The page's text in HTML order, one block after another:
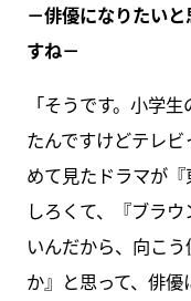
－俳優になりたい
すね－
「そうです。小学
たんですけどテレ
めて見たドラマが
しろくて、『ブラ
いんだから、向こ
か』と思って、俳